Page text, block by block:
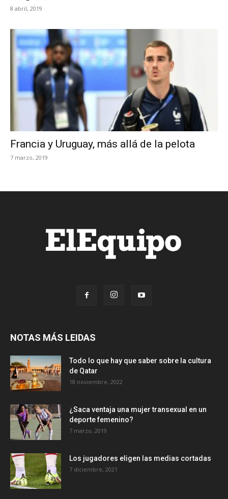
8 abril, 2019
Francia y Uruguay, más allá de la pelota
7 marzo, 2019
NOTAS MÁS LEIDAS
Todo lo que hay que saber sobre la cultura
de Qatar
18 noviembre, 2022
¿Saca ventaja una mujer transexual en un
deporte femenino?
7 marzo, 2019
Los jugadores eligen las medias cortadas
7 diciembre, 2021